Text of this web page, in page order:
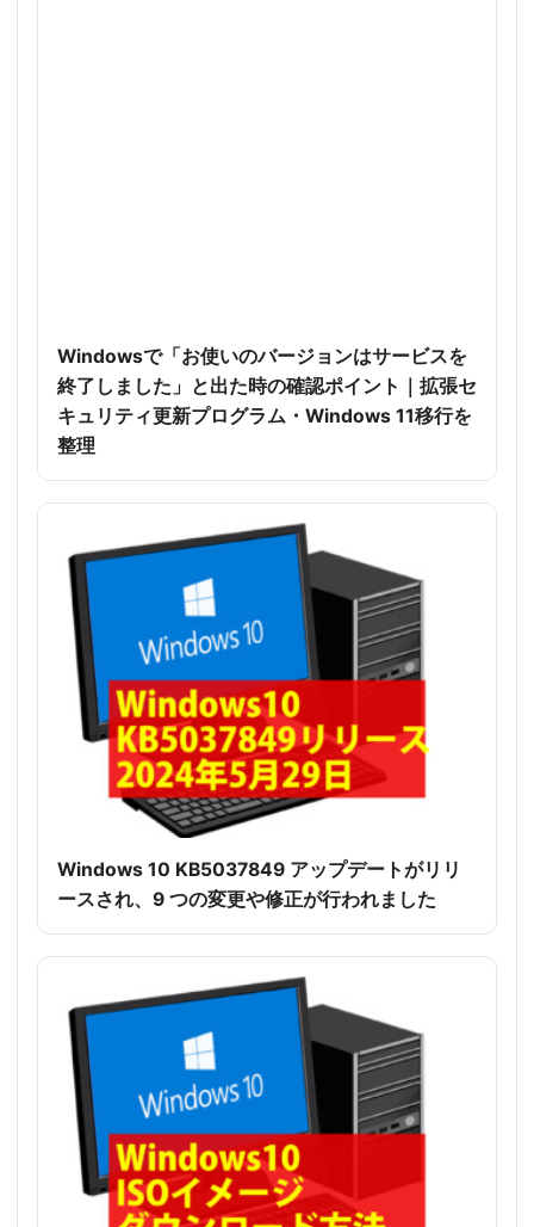
Windowsで「お使いのバージョンはサービスを
終了しました」と出た時の確認ポイント｜拡張セ
キュリティ更新プログラム・Windows 11移行を
整理
Windows 10 KB5037849 アップデートがリリ
ースされ、9 つの変更や修正が行われました